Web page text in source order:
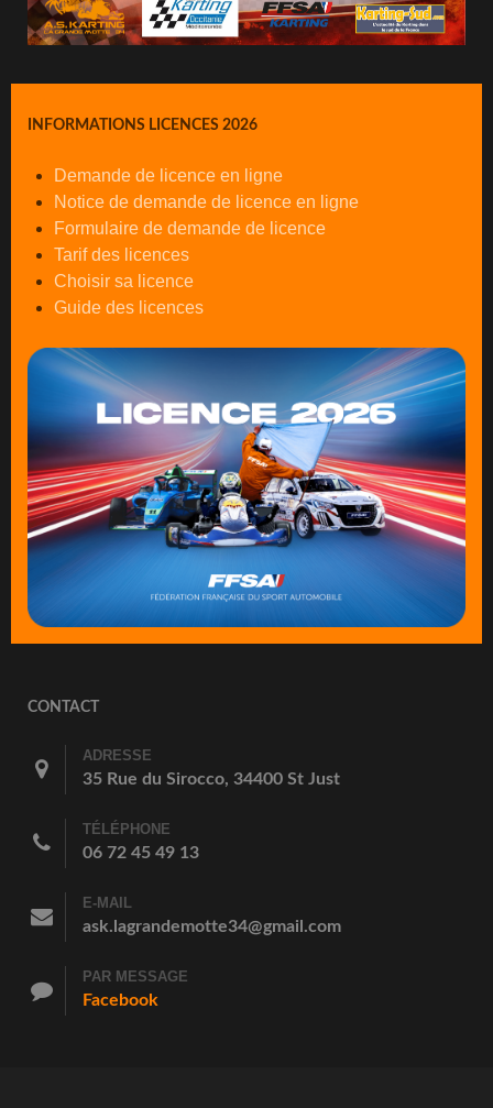
INFORMATIONS LICENCES 2026
Demande de licence en ligne
Notice de demande de licence en ligne
Formulaire de demande de licence
Tarif des licences
Choisir sa licence
Guide des licences
CONTACT
ADRESSE
35 Rue du Sirocco, 34400 St Just
TÉLÉPHONE
06 72 45 49 13
E-MAIL
ask.lagrandemotte34@gmail.com
PAR MESSAGE
Facebook